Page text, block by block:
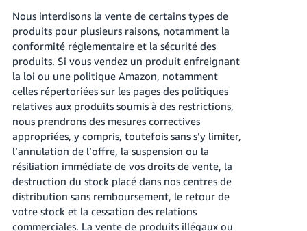
Nous interdisons la vente de certains types de
produits pour plusieurs raisons, notamment la
conformité réglementaire et la sécurité des
produits. Si vous vendez un produit enfreignant
la loi ou une politique Amazon, notamment
celles répertoriées sur les pages des politiques
relatives aux produits soumis à des restrictions,
nous prendrons des mesures correctives
appropriées, y compris, toutefois sans s’y limiter,
l’annulation de l’offre, la suspension ou la
résiliation immédiate de vos droits de vente, la
destruction du stock placé dans nos centres de
distribution sans remboursement, le retour de
votre stock et la cessation des relations
commerciales. La vente de produits illégaux ou